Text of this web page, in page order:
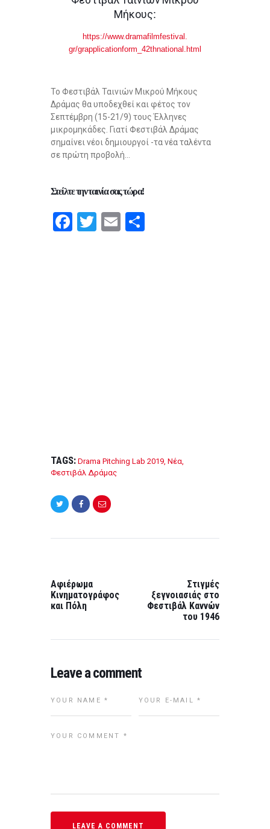
Μήκους:
https://www.dramafilmfestival.
gr/grapplicationform_ 42thnational.html
Το Φεστιβάλ Ταινιών Μικρού Μήκους
Δράμας θα υποδεχθεί και φέτος τον
Σεπτέμβρη (15-21/9) τους Έλληνες
μικρομηκάδες. Γιατί Φεστιβάλ Δράμας
σημαίνει νέοι δημιουργοί -τα νέα ταλέντα
σε πρώτη προβολή…
Στείλτε την ταινία σας τώρα!
F
T
E
TAGS: Drama Pitching Lab 2019 Νέα
Φεστιβάλ Δράμας
POST:
Αφιέρωμα
Κινηματογράφος
και Πόλη
Στιγμές
ξεγνοιασιάς στο
Φεστιβάλ Καννών
του 1946
Leave a comment